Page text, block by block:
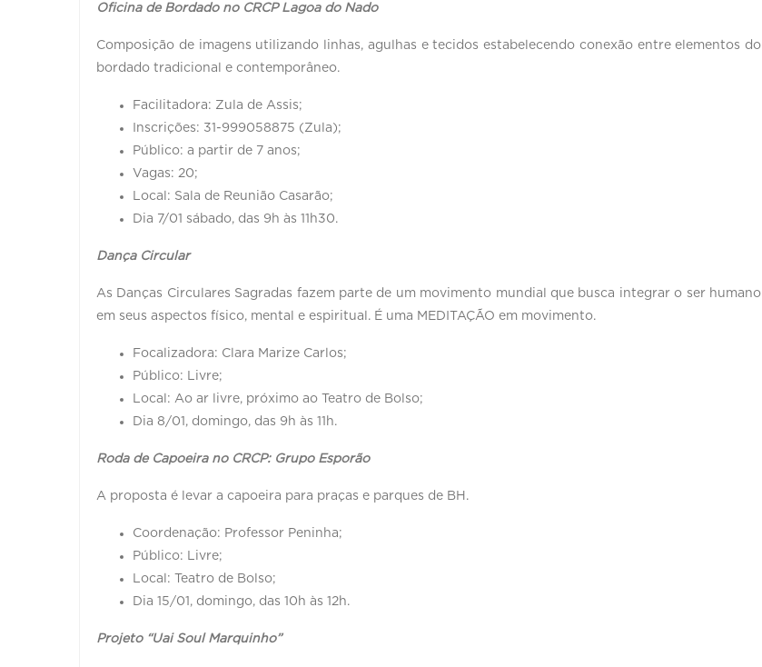
Oficina de Bordado no CRCP Lagoa do Nado
Composição de imagens utilizando linhas, agulhas e tecidos estabelecendo conexão entre elementos do
bordado tradicional e contemporâneo.
Facilitadora: Zula de Assis;
Inscrições: 31-999058875 (Zula);
Público: a partir de 7 anos;
Vagas: 20;
Local: Sala de Reunião Casarão;
Dia 7/01 sábado, das 9h às 11h30.
Dança Circular
As Danças Circulares Sagradas fazem parte de um movimento mundial que busca integrar o ser humano
em seus aspectos físico, mental e espiritual. É uma MEDITAÇÃO em movimento.
Focalizadora: Clara Marize Carlos;
Público: Livre;
Local: Ao ar livre, próximo ao Teatro de Bolso;
Dia 8/01, domingo, das 9h às 11h.
Roda de Capoeira no CRCP: Grupo Esporão
A proposta é levar a capoeira para praças e parques de BH.
Coordenação: Professor Peninha;
Público: Livre;
Local: Teatro de Bolso;
Dia 15/01, domingo, das 10h às 12h.
Projeto “Uai Soul Marquinho”